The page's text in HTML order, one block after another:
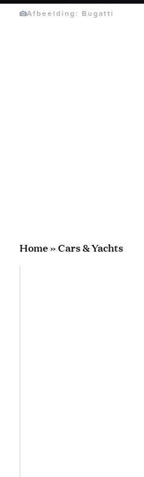
Afbeelding: Bugatti
Home»Cars & Yachts